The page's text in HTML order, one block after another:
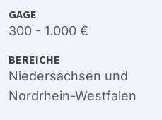
GAGE
300 - 1.000 €
BEREICHE
Niedersachsen und
Nordrhein-Westfalen